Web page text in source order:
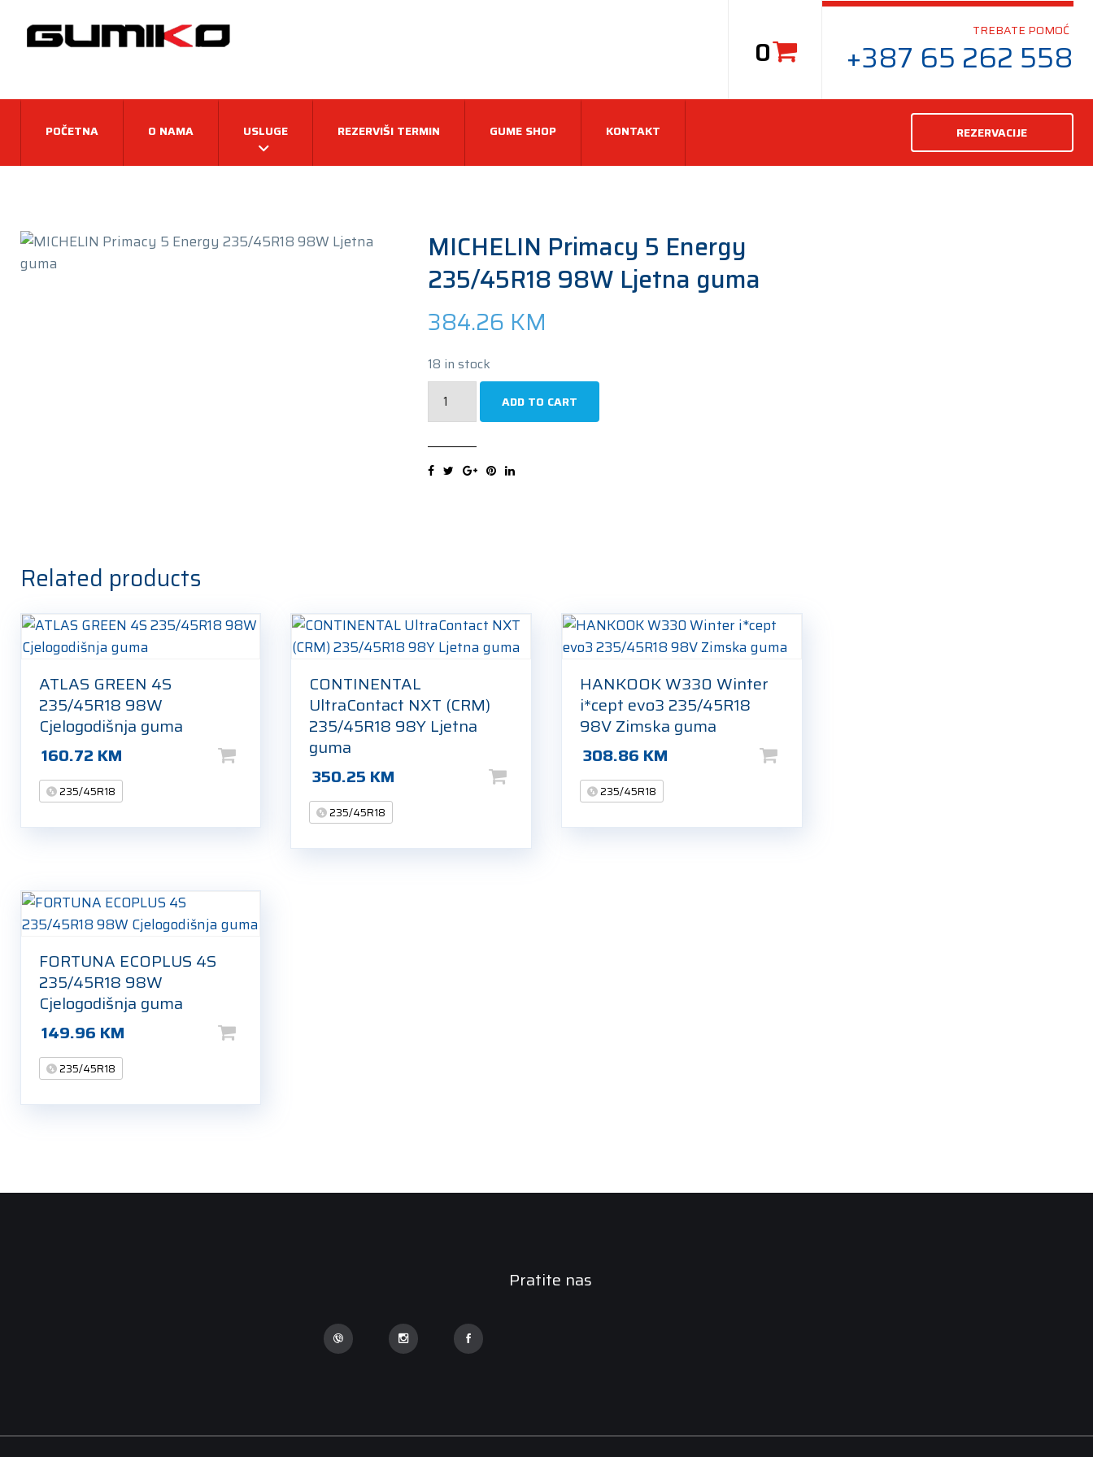
0
TREBATE POMOĆ
+387 65 262 558
REZERVACIJE
POČETNA O NAMA USLUGE REZERVIŠI TERMIN GUME SHOP KONTAKT
MICHELIN Primacy 5 Energy
235/45R18 98W Ljetna guma
384.26 KM
18 in stock
235/45R18
ADD TO CART
Related products
ATLAS GREEN 4S
235/45R18 98W
Cjelogodišnja guma
160.72 KM
235/45R18
CONTINENTAL
UltraContact NXT (CRM)
235/45R18 98Y Ljetna
guma
350.25 KM
235/45R18
HANKOOK W330 Winter
i*cept evo3 235/45R18
98V Zimska guma
308.86 KM
235/45R18
FORTUNA ECOPLUS 4S
235/45R18 98W
Cjelogodišnja guma
149.96 KM
235/45R18
Pratite nas